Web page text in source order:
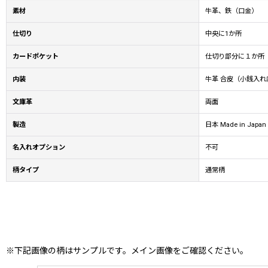
素材 牛革、鉄（口金）
仕切り 中央に1か所
カードポケット 仕切り部分に１か所
内装 牛革 合皮（小銭入れ
文庫革 両面
製造 日本 Made in Japan
名入れオプション 不可
柄タイプ 通常柄
※下記画像の柄はサンプルです。メイン画像をご確認ください。